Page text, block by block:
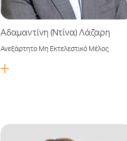
Αδαμαντίνη (Ντίνα) Λάζαρη
Ανεξάρτητο Μη Εκτελεστικό Μέλος